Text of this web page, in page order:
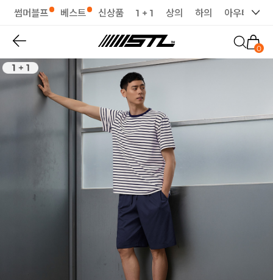
썸머블프 베스트 신상품 1 + 1 상의 하의 아우터
0